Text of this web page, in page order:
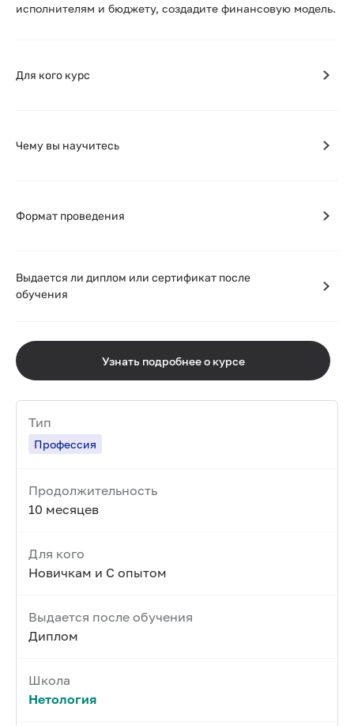
исполнителям и бюджету, создадите финансовую модель.
Для кого курс
Чему вы научитесь
Формат проведения
Выдается ли диплом или сертификат после
обучения
Узнать подробнее о курсе
Тип
Профессия
Продолжительность
10 месяцев
Для кого
Новичкам и С опытом
Выдается после обучения
Диплом
Школа
Нетология